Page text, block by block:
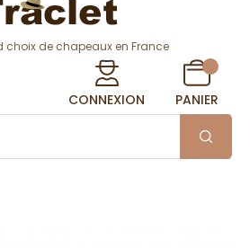
choix de chapeaux en France
CONNEXION PANIER